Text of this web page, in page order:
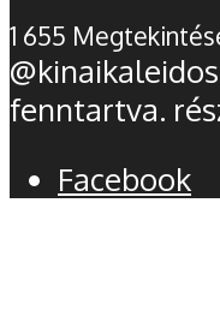
1 655
fenntartva.
Facebook